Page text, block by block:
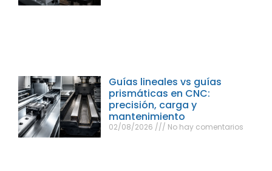
Guías lineales vs guías
prismáticas en CNC:
precisión, carga y
mantenimiento
02/08/2026 No hay comentarios